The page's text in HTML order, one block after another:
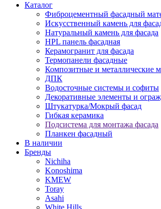
Каталог
Фиброцементный фасадный
Искусственный камень для
Натуральный камень для фасада
HPL панель фасадная
Керамогранит для фасада
Термопанели фасадные
Композитные и металлические
ДПК
Водосточные системы и софиты
Декоративные элементы и
Штукатурка/Мокрый фасад
Гибкая керамика
Подсистема для монтажа фасада
Планкен фасадный
В наличии
Бренды
Nichiha
Konoshima
KMEW
Toray
Asahi
White Hills